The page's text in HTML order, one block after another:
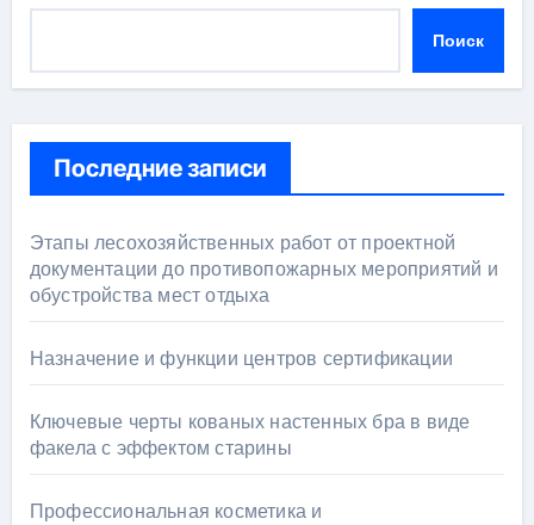
Поиск
Последние записи
Этапы лесохозяйственных работ от проектной
документации до противопожарных мероприятий и
обустройства мест отдыха
Назначение и функции центров сертификации
Ключевые черты кованых настенных бра в виде
факела с эффектом старины
Профессиональная косметика и